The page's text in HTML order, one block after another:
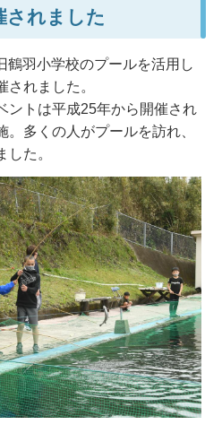
されました
鶴羽小学校のプールを活用し
れました。
ントは平成25年から開催され
多くの人がプールを訪れ、
た。